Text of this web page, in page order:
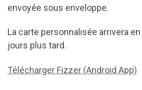
envoyée sous enveloppe.
La carte personnalisée arrivera
jours plus tard.
Télécharger Fizzer (Android App)